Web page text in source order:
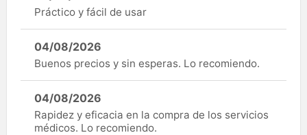
Práctico y fácil de usar
04/08/2026
Buenos precios y sin esperas. Lo recomiendo.
04/08/2026
Rapidez y eficacia en la compra de los servicios
médicos. Lo recomiendo.